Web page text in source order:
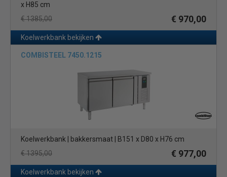
x H85 cm
€ 1385,00
€ 970,00
Koelwerkbank bekijken
COMBISTEEL 7450.1215
Koelwerkbank | bakkersmaat | B151 x D80 x H76 cm
€ 1395,00
€ 977,00
Koelwerkbank bekijken